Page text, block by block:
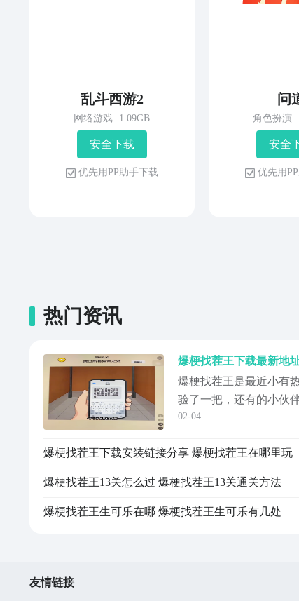
乱斗西游2
网络游戏 1.09GB
安 全 下 载
优 先 用 P P 助 手 下 载
问
角色扮演
安 全
优 先 用 P
热门资讯
爆梗找茬王下载最新地
爆梗找茬王是最近小有
验了一把，还有的小伙
爆梗找茬王下载最新链
奇意想不到的关卡，能
爆梗找茬...
02-04
爆梗找茬王下载安装链接分享 爆梗找茬王在哪里玩
爆梗找茬王13关怎么过 爆梗找茬王13关通关方法
爆梗找茬王生可乐在哪 爆梗找茬王生可乐有几处
友情链接